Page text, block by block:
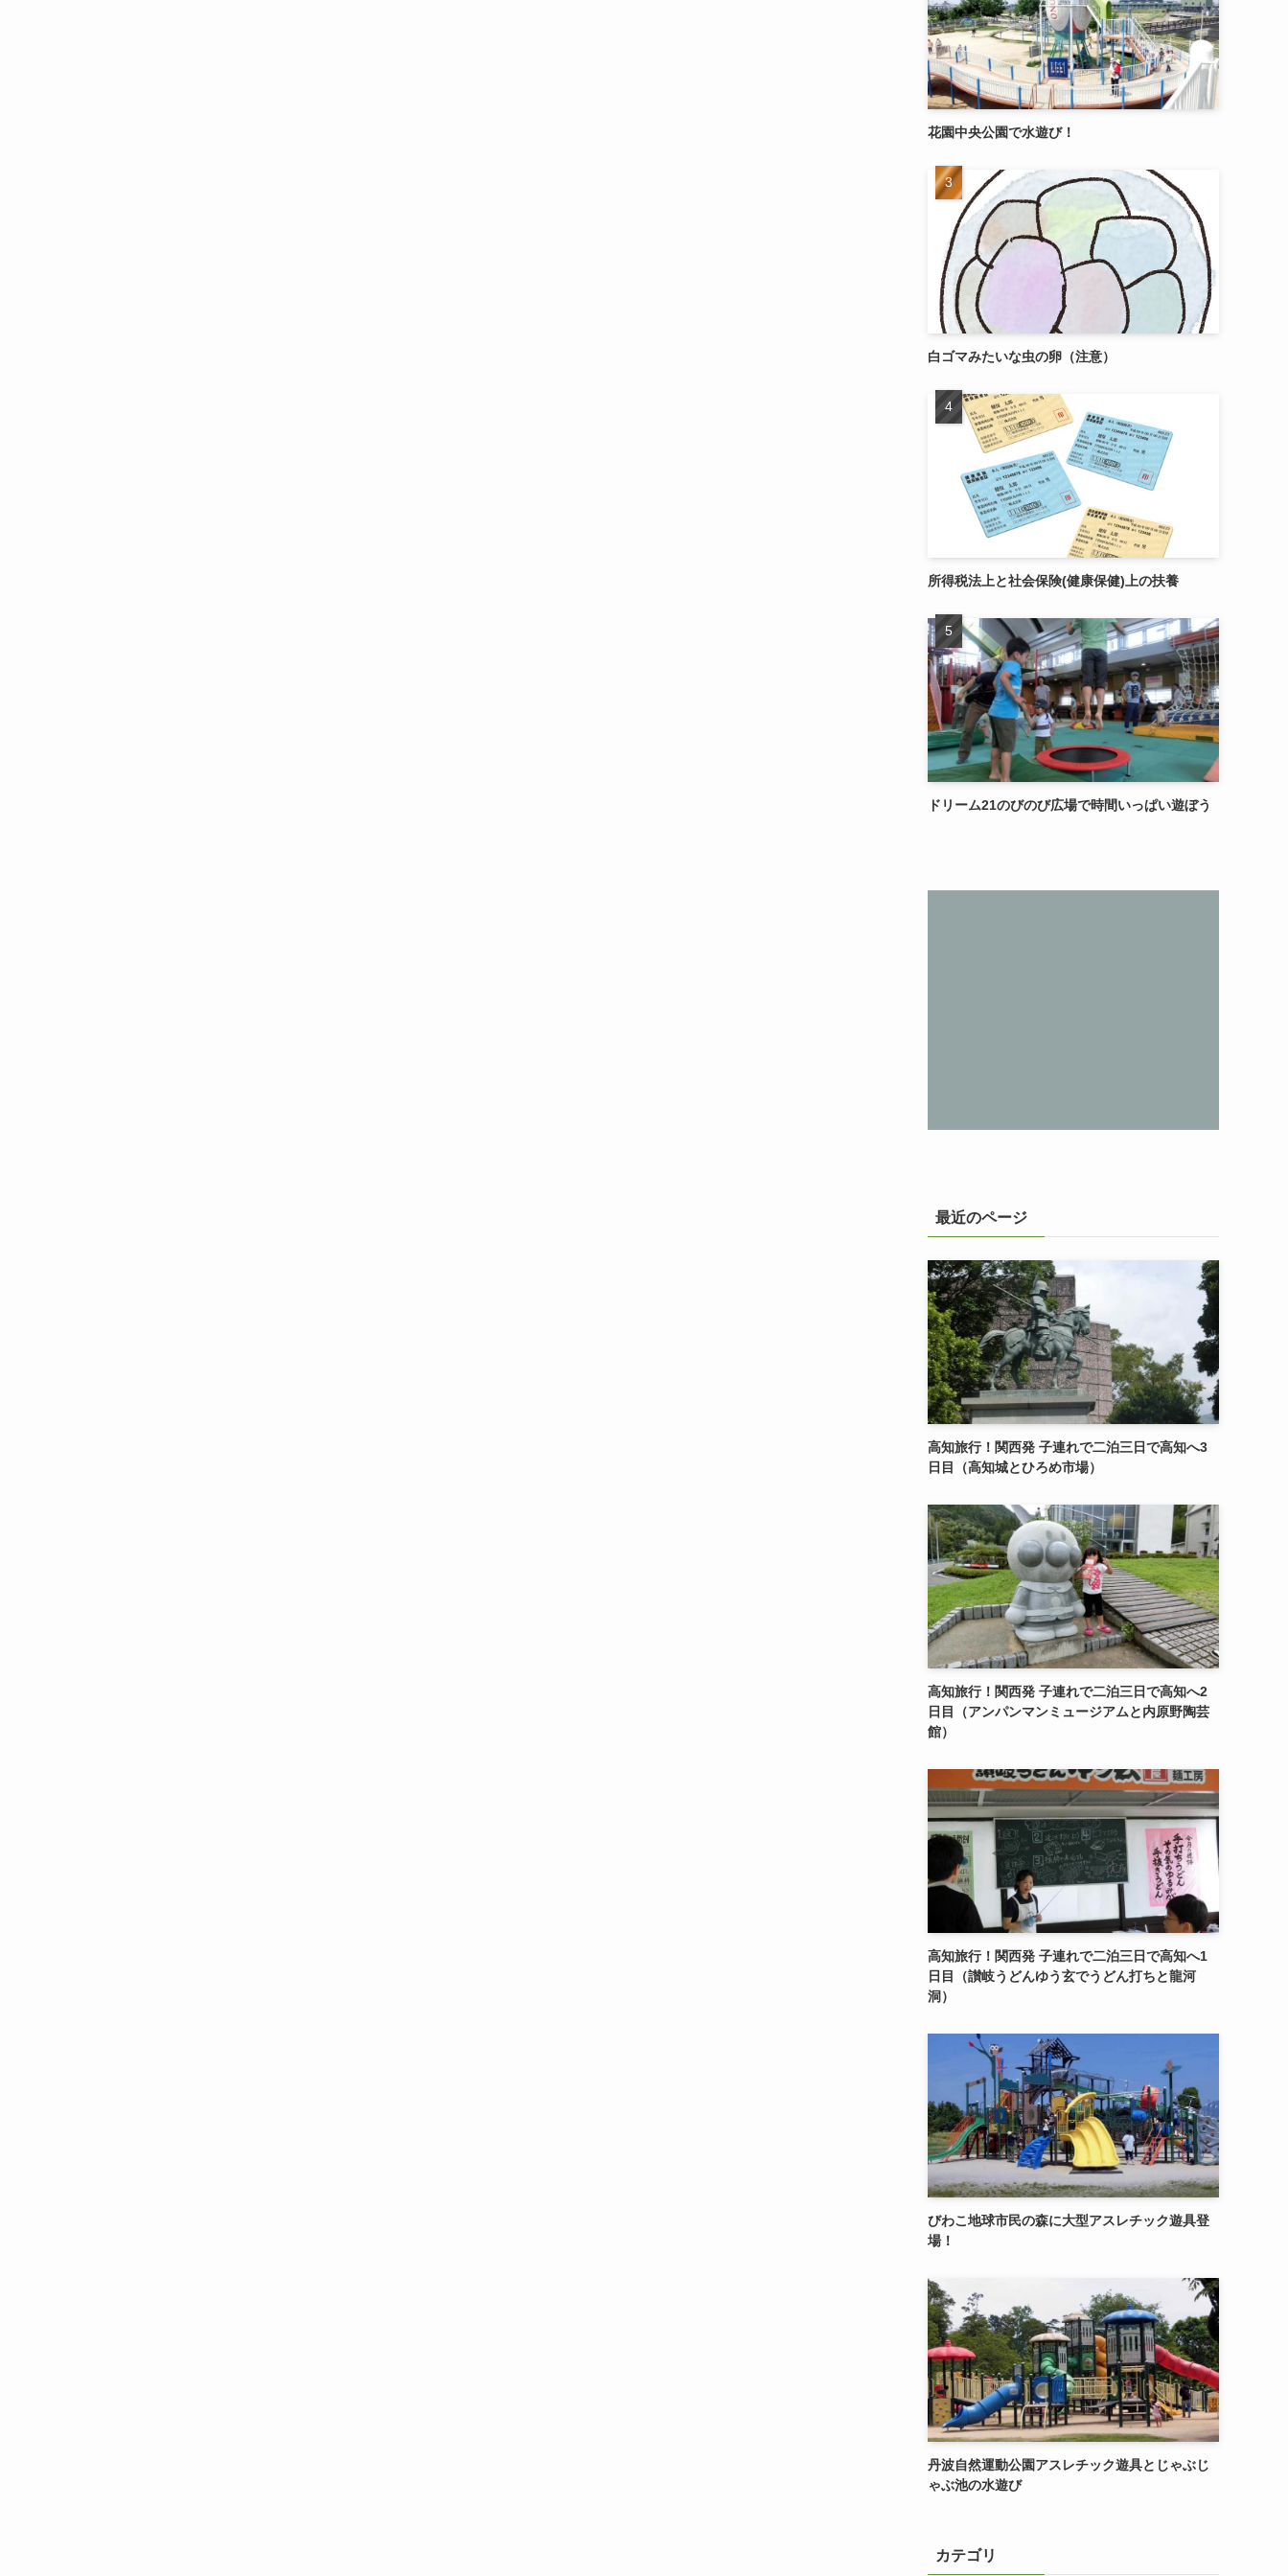
花園中央公園で水遊び！
白ゴマみたいな虫の卵（注意）
所得税法上と社会保険(健康保健)上の扶養
ドリーム21のびのび広場で時間いっぱい遊ぼう
最近のページ
高知旅行！関西発 子連れで二泊三日で高知へ3
日目（高知城とひろめ市場）
高知旅行！関西発 子連れで二泊三日で高知へ2
日目（アンパンマンミュージアムと内原野陶芸
館）
高知旅行！関西発 子連れで二泊三日で高知へ1
日目（讃岐うどんゆう玄でうどん打ちと龍河
洞）
びわこ地球市民の森に大型アスレチック遊具登
場！
丹波自然運動公園アスレチック遊具とじゃぶじ
ゃぶ池の水遊び
カテゴリ